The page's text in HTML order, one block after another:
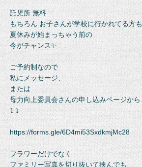
託児所 無料
もちろん お子さんが学校に行かれてる方も
夏休みが始まっちゃう前の
今がチャンス✨
ご予約制なので
私にメッセージ、
または
母力向上委員会さんの申し込みページから
⤵︎ ⤵︎
https://forms.gle/6D4mi53SxdkmjMc28
フラワーだけでなく
ファミリー写真を切り抜いて挟んでも